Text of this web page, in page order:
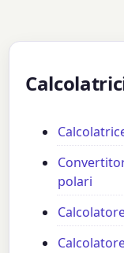
polari